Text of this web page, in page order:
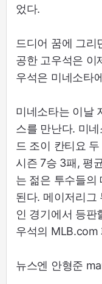
었다.
드디어 꿈에 그리
공한 고우석은 이
우석은 미네소타
미네소타는 이날
스를 만난다. 미
드 조이 칸티요
시즌 7승 3패, 평
는 젊은 투수들의
된다. 메이저리그
인 경기에서 등판
우석의 MLB.com
뉴스엔 안형준